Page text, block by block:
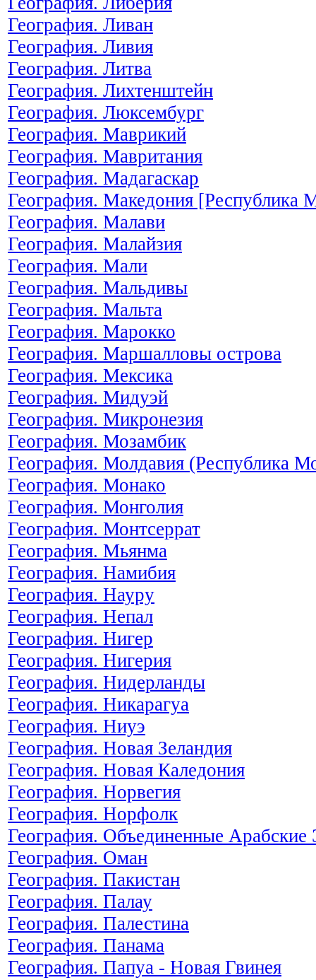
География. Ливан
География. Ливия
География. Литва
География. Лихтенштейн
География. Люксембург
География. Маврикий
География. Мавритания
География. Мадагаскар
География. Македония [Республика
География. Малави
География. Малайзия
География. Мали
География. Мальдивы
География. Мальта
География. Марокко
География. Маршалловы острова
География. Мексика
География. Мидуэй
География. Микронезия
География. Мозамбик
География. Молдавия (Республика
География. Монако
География. Монголия
География. Монтсеррат
География. Мьянма
География. Намибия
География. Науру
География. Непал
География. Нигер
География. Нигерия
География. Нидерланды
География. Никарагуа
География. Ниуэ
География. Новая Зеландия
География. Новая Каледония
География. Норвегия
География. Норфолк
География. Объединенные
География. Оман
География. Пакистан
География. Палау
География. Палестина
География. Панама
География. Папуа - Новая Гвинея